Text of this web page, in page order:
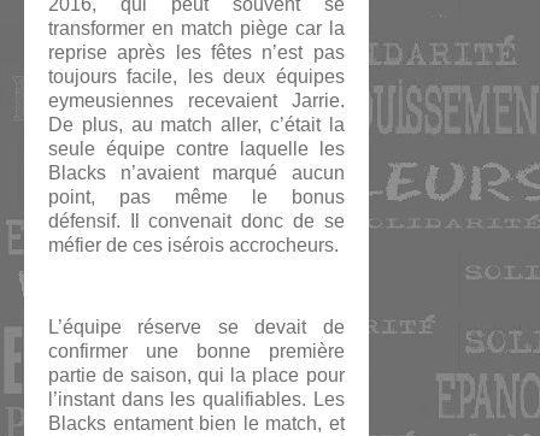
2016, qui peut souvent se
transformer en match piège car la
reprise après les fêtes n’est pas
toujours facile, les deux équipes
eymeusiennes recevaient Jarrie.
De plus, au match aller, c’était la
seule équipe contre laquelle les
Blacks n’avaient marqué aucun
point, pas même le bonus
défensif. Il convenait donc de se
méfier de ces isérois accrocheurs.
L’équipe réserve se devait de
confirmer une bonne première
partie de saison, qui la place pour
l’instant dans les qualifiables. Les
Blacks entament bien le match, et